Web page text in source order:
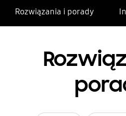
Rozwiązania i porady